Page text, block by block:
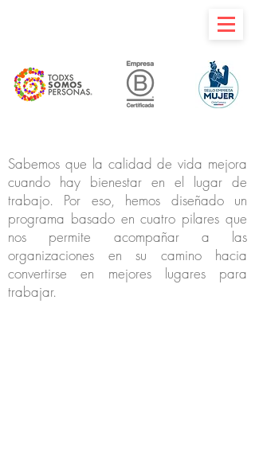
Sabemos que la calidad de vida mejora
cuando hay bienestar en el lugar de
trabajo. Por eso, hemos diseñado un
programa basado en cuatro pilares que
nos permite acompañar a las
organizaciones en su camino hacia
convertirse en mejores lugares para
trabajar.